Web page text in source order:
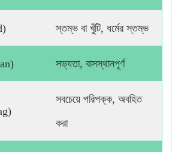
স্তম্ভ বা খুঁটি, ধর্মের স্তম্ভ
সভ্যতা, বাসস্থানপূর্ণ
সবচেয়ে পরিপক্ক, অবহিত
করা